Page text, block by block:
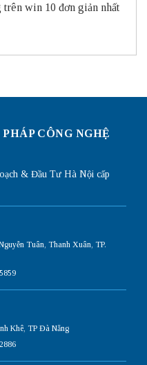
trên win 10 đơn giản nhất
CÔNG NGHỆ
& Đầu Tư Hà Nội cấp
Tuân, Thanh Xuân, TP.
Khê, TP Đà Nẵng